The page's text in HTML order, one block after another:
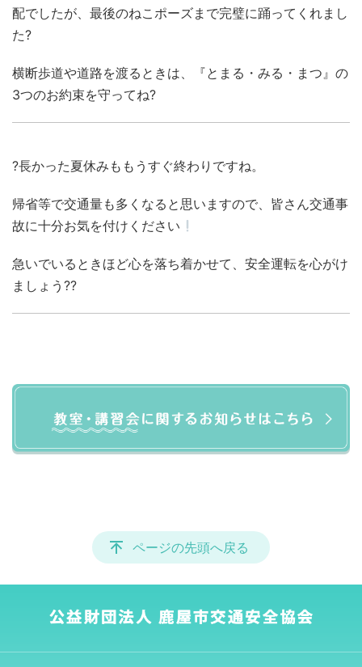
配でしたが、最後のねこポーズまで完璧に踊ってくれまし
た?
横断歩道や道路を渡るときは、『とまる・みる・まつ』の
3つのお約束を守ってね?
?長かった夏休みももうすぐ終わりですね。
帰省等で交通量も多くなると思いますので、皆さん交通事
故に十分お気を付けください
急いでいるときほど心を落ち着かせて、安全運転を心がけ
ましょう??
ページの先頭へ戻る